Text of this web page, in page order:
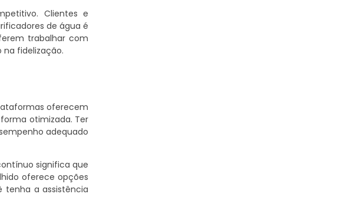
Clientes e
de água é
trabalhar com
fidelização.
oferecem
otimizada. Ter
adequado
significa que
oferece opções
a assistência